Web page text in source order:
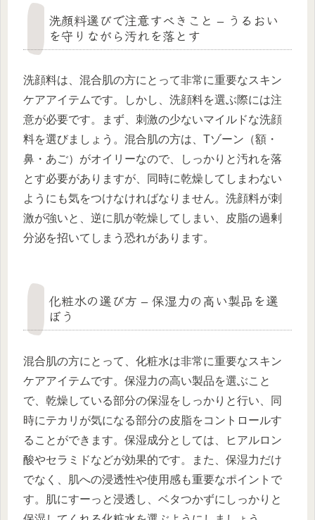
洗顔料選びで注意すべきこと – うるおい
を守りながら汚れを落とす
洗顔料は、混合肌の方にとって非常に重要なスキン
ケアアイテムです。しかし、洗顔料を選ぶ際には注
意が必要です。まず、刺激の少ないマイルドな洗顔
料を選びましょう。混合肌の方は、Tゾーン（額・
鼻・あご）がオイリーなので、しっかりと汚れを落
とす必要がありますが、同時に乾燥してしまわない
ようにも気をつけなければなりません。洗顔料が刺
激が強いと、逆に肌が乾燥してしまい、皮脂の過剰
分泌を招いてしまう恐れがあります。
化粧水の選び方 – 保湿力の高い製品を選
ぼう
混合肌の方にとって、化粧水は非常に重要なスキン
ケアアイテムです。保湿力の高い製品を選ぶこと
で、乾燥している部分の保湿をしっかりと行い、同
時にテカリが気になる部分の皮脂をコントロールす
ることができます。保湿成分としては、ヒアルロン
酸やセラミドなどが効果的です。また、保湿力だけ
でなく、肌への浸透性や使用感も重要なポイントで
す。肌にすーっと浸透し、ベタつかずにしっかりと